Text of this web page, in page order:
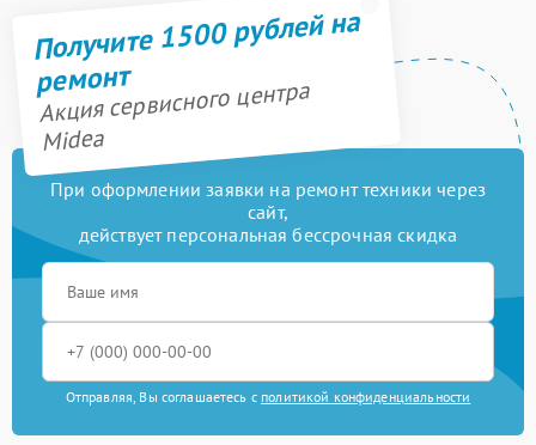
Получите 1500 рублей на
ремонт
Акция сервисного центра
Midea
При оформлении заявки на ремонт техники через
сайт,
действует персональная бессрочная скидка
Отправляя, Вы соглашаетесь с политикой конфиденциальности